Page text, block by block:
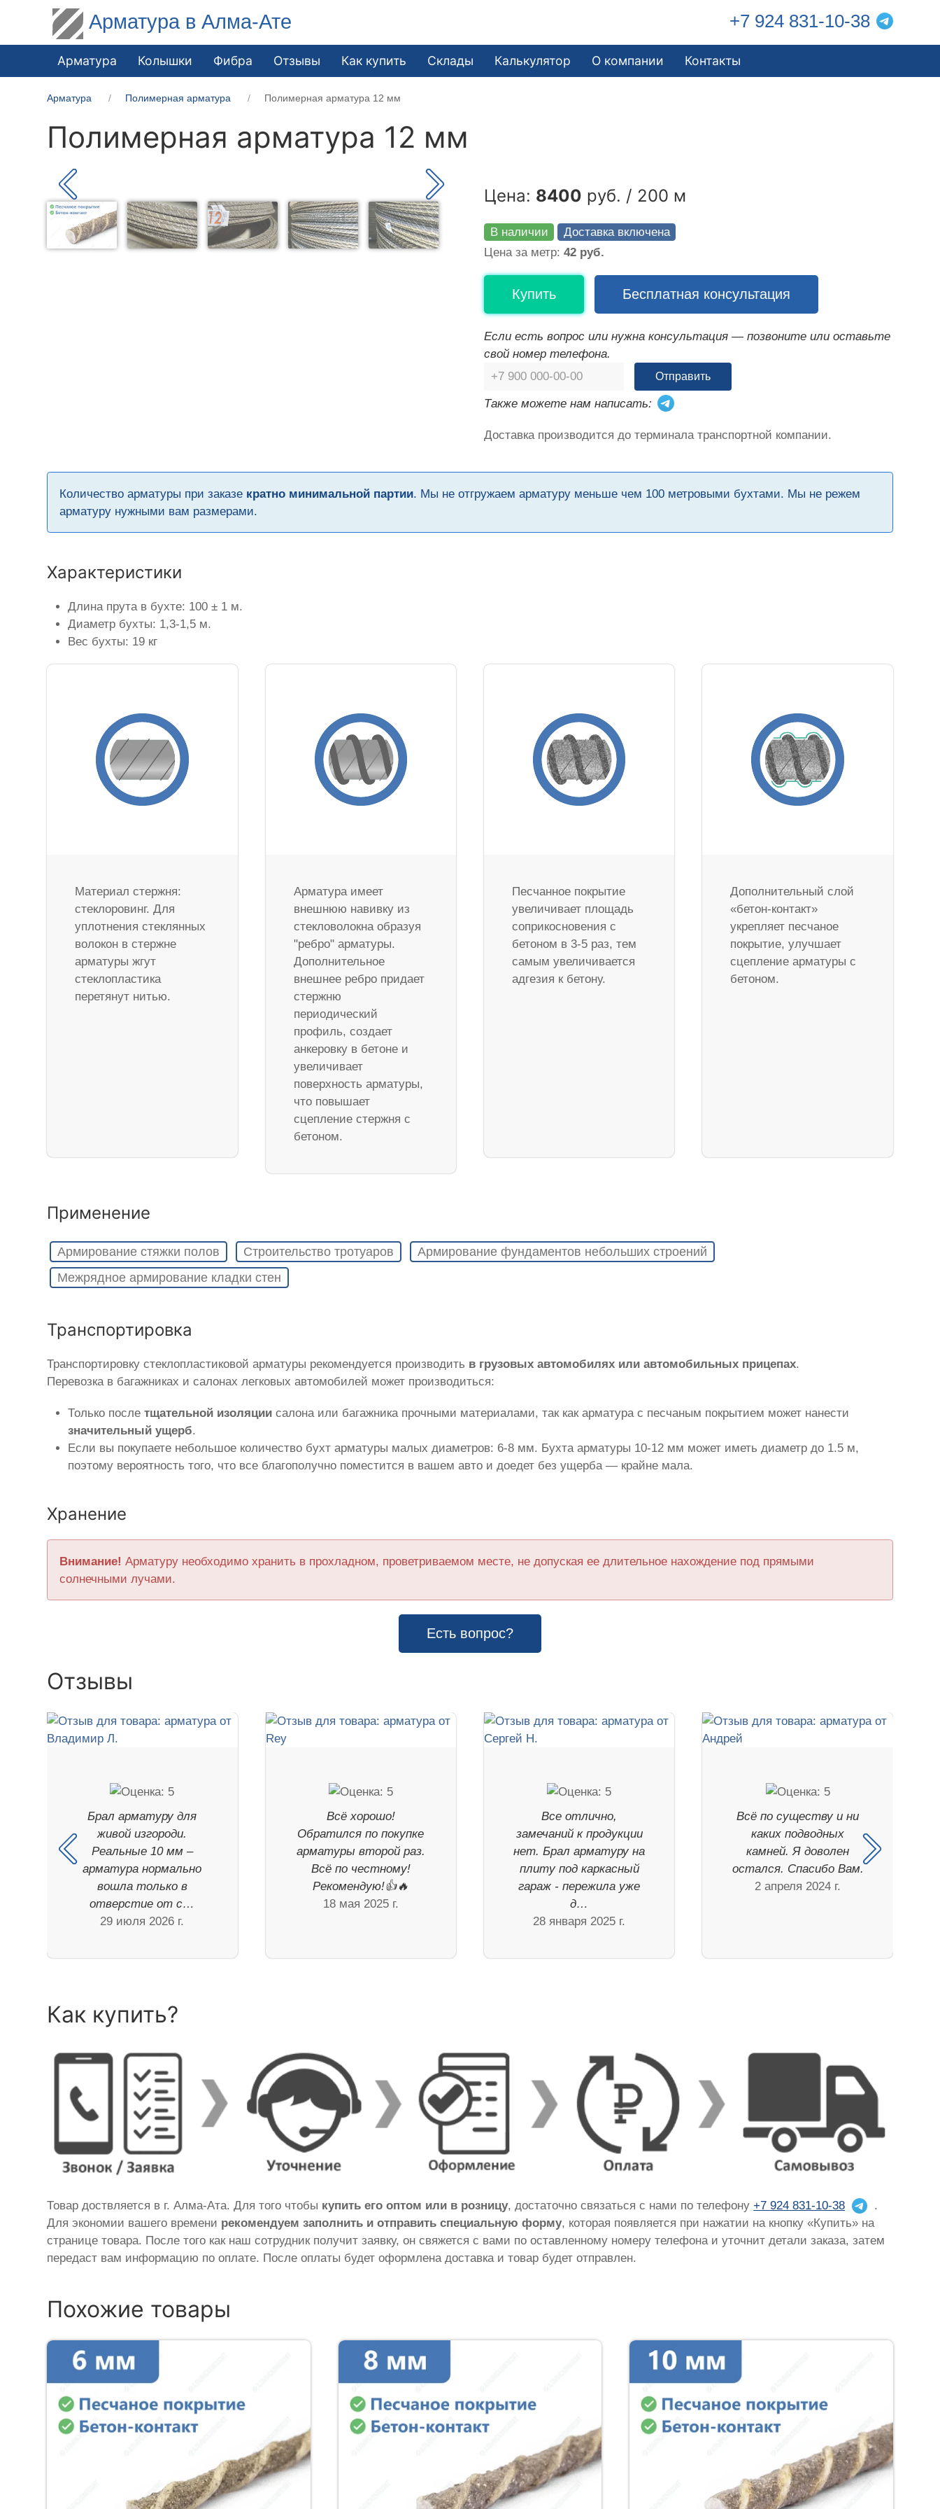
Арматура в Алма-Ате +7 924 831-10-38
Арматура Колышки Фибра Отзывы Как купить Склады Калькулятор О компании Контакты
Арматура Полимерная арматура Полимерная арматура 12 мм
Полимерная арматура 12 мм
Цена: 8400 руб. / 200 м
В наличии
Доставка включена
Цена за метр: 42 руб.
Купить Бесплатная консультация
Если есть вопрос или нужна консультация — позвоните или оставьте
свой номер телефона.
Отправить
Также можете нам написать:
Доставка производится до терминала транспортной компании.
Количество арматуры при заказе кратно минимальной партии. Мы не отгружаем арматуру меньше чем 100 метровыми бухтами. Мы не режем
арматуру нужными вам размерами.
Характеристики
Длина прута в бухте: 100 ± 1 м.
Диаметр бухты: 1,3-1,5 м.
Вес бухты: 19 кг
Материал стержня:
стеклоровинг. Для
уплотнения стеклянных
волокон в стержне
арматуры жгут
стеклопластика
перетянут нитью.
Арматура имеет
внешнюю навивку из
стекловолокна образуя
"ребро" арматуры.
Дополнительное
внешнее ребро придает
стержню
периодический
профиль, создает
анкеровку в бетоне и
увеличивает
поверхность арматуры,
что повышает
сцепление стержня с
бетоном.
Песчанное покрытие
увеличивает площадь
соприкосновения с
бетоном в 3-5 раз, тем
самым увеличивается
адгезия к бетону.
Дополнительный слой
«бетон-контакт»
укрепляет песчаное
покрытие, улучшает
сцепление арматуры с
бетоном.
Применение
Армирование стяжки полов Строительство тротуаров
Армирование фундаментов небольших строений
Межрядное армирование кладки стен
Транспортировка
Транспортировку стеклопластиковой арматуры рекомендуется производить в грузовых автомобилях или автомобильных прицепах.
Перевозка в багажниках и салонах легковых автомобилей может производиться:
Только послетщательной изоляции салона или багажника прочными материалами, так как арматура с песчаным покрытием может нанести
значительный ущерб.
Если вы покупаете небольшое количество бухт арматуры малых диаметров: 6-8 мм. Бухта арматуры 10-12 мм может иметь диаметр до 1.5 м,
поэтому вероятность того, что все благополучно поместится в вашем авто и доедет без ущерба — крайне мала.
Хранение
Внимание! Арматуру необходимо хранить в прохладном, проветриваемом месте, не допуская ее длительное нахождение под прямыми
солнечными лучами.
Есть вопрос?
Отзывы
Брал арматуру для
живой изгороди.
Реальные 10 мм –
арматура нормально
вошла только в
отверстие от с…
29 июля 2026 г.
Всё хорошо!
Обратился по покупке
арматуры второй раз.
Всё по честному!
Рекомендую!👍🔥
18 мая 2025 г.
Все отлично,
замечаний к продукции
нет. Брал арматуру на
плиту под каркасный
гараж - пережила уже
д…
28 января 2025 г.
Всё по существу и ни
каких подводных
камней. Я доволен
остался. Спасибо Вам.
2 апреля 2024 г.
Как купить?
Товар доствляется в г. Алма-Ата. Для того чтобы купить его оптом или в розницу, достаточно связаться с нами по телефону+7 924 831-10-38
.
Для экономии вашего времени рекомендуем заполнить и отправить специальную форму, которая появляется при нажатии на кнопку «Купить» на
странице товара. После того как наш сотрудник получит заявку, он свяжется с вами по оставленному номеру телефона и уточнит детали заказа, затем
передаст вам информацию по оплате. После оплаты будет оформлена доставка и товар будет отправлен.
Похожие товары